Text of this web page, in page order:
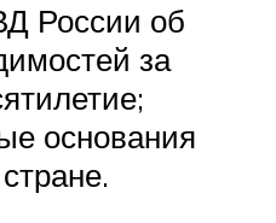
России об
за
основания